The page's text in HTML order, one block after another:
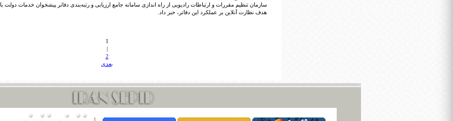
سازمان تنظیم مقررات و ارتباطات رادیویی از راه اندازی سامانه جامع ارزیابی و رتبه‌بندی دفاتر پیشخوان خدمات دولت با
هدف نظارت آنلاین بر عملکرد این دفاتر، خبر داد.
1
|
2
بعدی